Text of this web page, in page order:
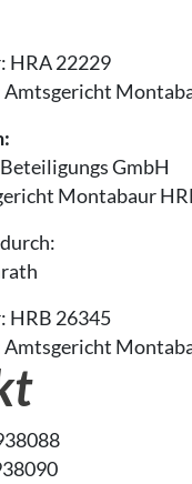
HRA 22229
Amtsgericht
GmbH
Montabaur
HRB 26345
Amtsgericht